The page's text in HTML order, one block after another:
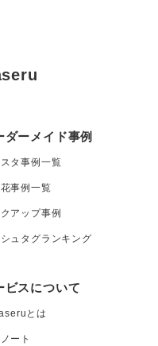
ダーメイド事例
タ事例一覧
事例一覧
アップ事例
ュタグランキング
ビスについて
とは
ート